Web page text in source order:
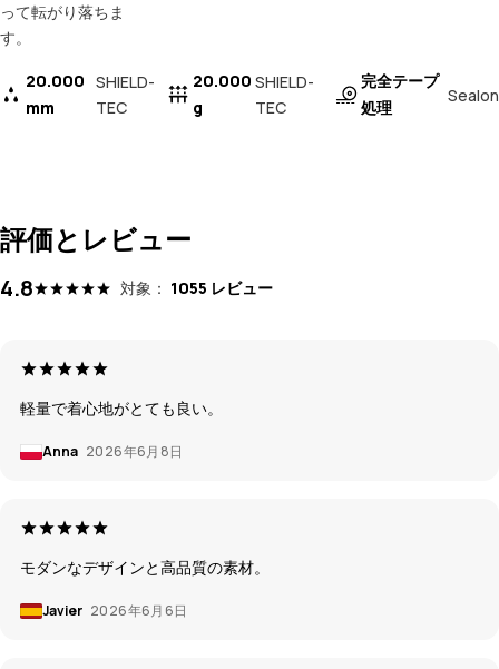
って転がり落ちま
す。
20.000
mm
SHIELD-
TEC
20.000
g
SHIELD-
TEC
完全テープ
処理
Sealon
評価とレビュー
4.8 対象： 1055 レビュー
軽量で着心地がとても良い。
Anna 2026年6月8日
モダンなデザインと高品質の素材。
Javier 2026年6月6日